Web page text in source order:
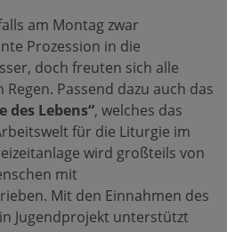
am Montag zwar
Prozession in die
doch freuten sich alle
Passend dazu auch das
des Lebens“, welches das
für die Liturgie im
wird großteils von
mit
Mit den Einnahmen des
Jugendprojekt unterstützt